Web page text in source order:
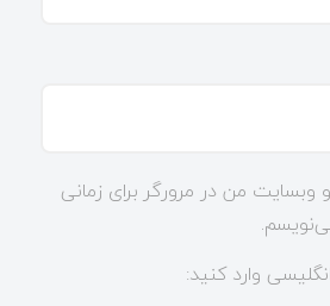
وبسایت من در مرورگر برای زمانی
وارد کنید: